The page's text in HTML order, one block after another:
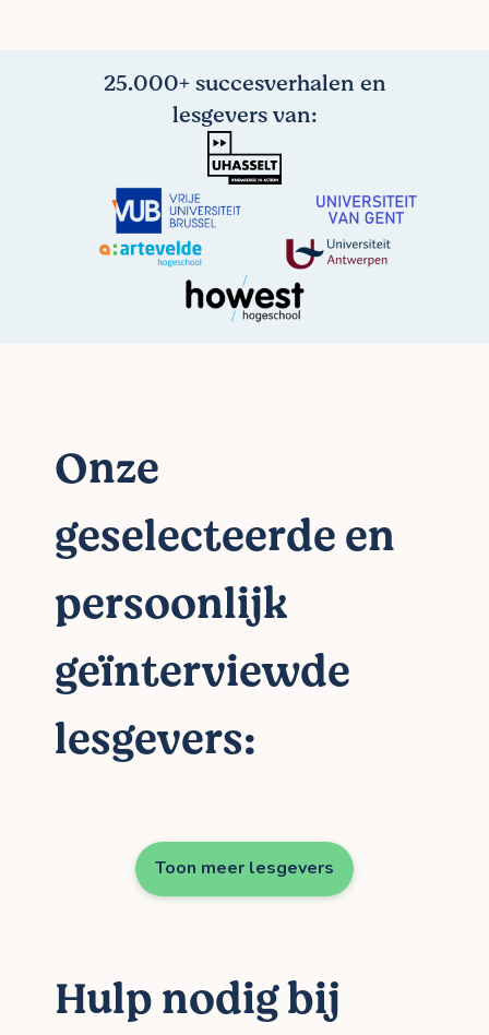
25.000+ succesverhalen en
lesgevers van:
Onze
geselecteerde en
persoonlijk
geïnterviewde
lesgevers:
Toon meer lesgevers
Hulp nodig bij